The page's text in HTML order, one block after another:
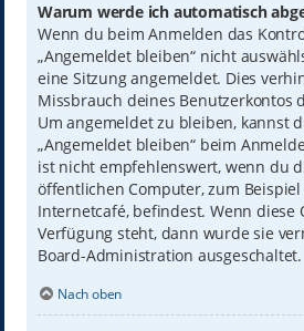
Warum werde ich automatisch
Wenn du beim Anmelden das
„Angemeldet bleiben“ nicht
eine Sitzung angemeldet. Dies
Missbrauch deines Benutzerkontos
Um angemeldet zu bleiben, kannst
„Angemeldet bleiben“ beim
ist nicht empfehlenswert, wenn du
öffentlichen Computer, zum
Internetcafé, befindest. Wenn diese
Verfügung steht, dann wurde sie
Board-Administration ausgeschaltet.
Nach oben